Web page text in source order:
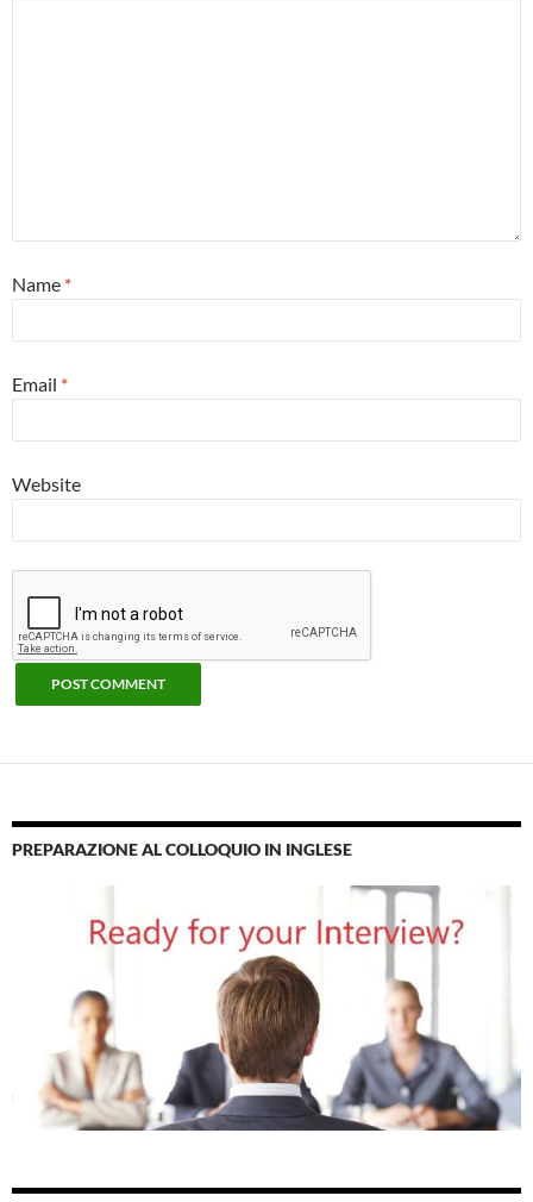
Name *
Email *
Website
PREPARAZIONE AL COLLOQUIO IN INGLESE